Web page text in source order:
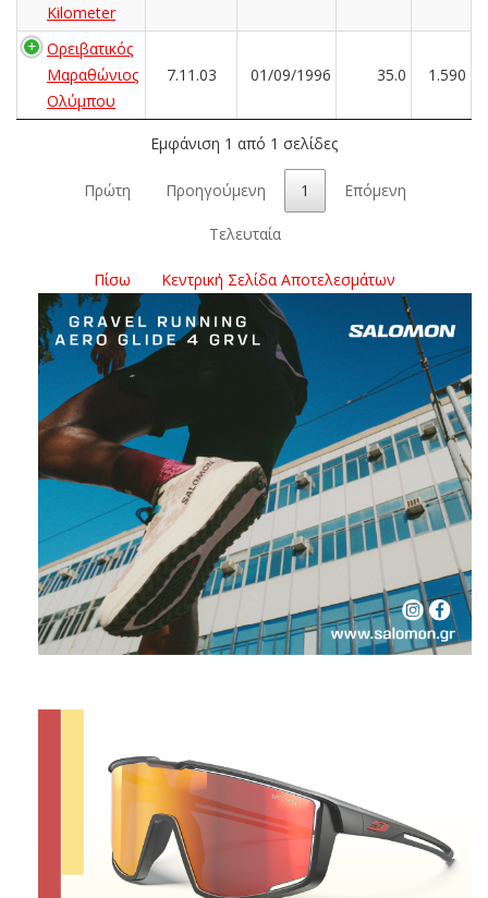
Kilometer
Ορειβατικός
Μαραθώνιος
Ολύμπου
7.11.03 01/09/1996 35.0 1.590
Εμφάνιση 1 από 1 σελίδες
Πρώτη Προηγούμενη 1 Επόμενη
Τελευταία
Πίσω Κεντρική Σελίδα Αποτελεσμάτων